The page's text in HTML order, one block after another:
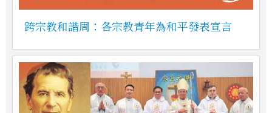
跨宗教和諧周：各宗教青年為和平發表宣言